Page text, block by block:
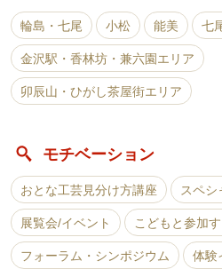
輪島・七尾 小松 能美 七
金沢駅・香林坊・兼六園エリア
卯辰山・ひがし茶屋街エリア
モチベーション
おとな工芸見分け方講座 スペシ
展覧会/イベント こどもと参加
フォーラム・シンポジウム 体験